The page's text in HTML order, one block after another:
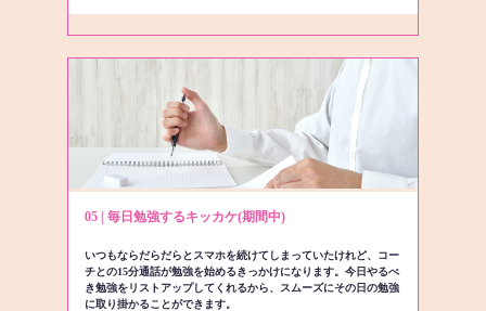
05 | 毎日勉強するキッカケ(期間中)
いつもならだらだらとスマホを続けてしまっていたけれど、コー
チとの15分通話が勉強を始めるきっかけになります。今日やるべ
き勉強をリストアップしてくれるから、スムーズにその日の勉強
に取り掛かることができます。